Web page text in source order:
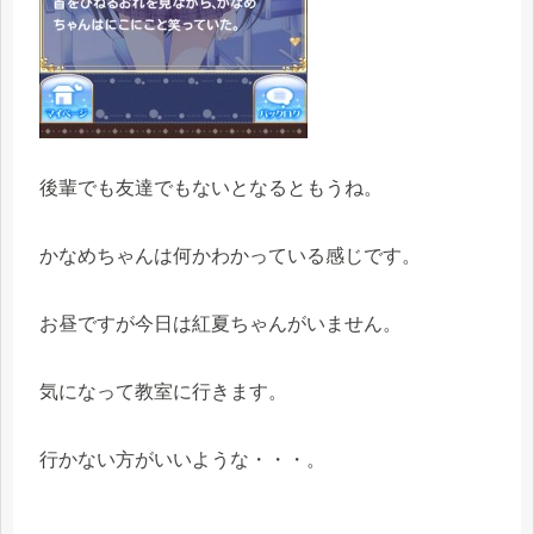
後輩でも友達でもないとなるともうね。
かなめちゃんは何かわかっている感じです。
お昼ですが今日は紅夏ちゃんがいません。
気になって教室に行きます。
行かない方がいいような・・・。